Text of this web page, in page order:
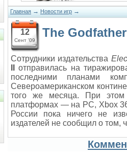
Главная → Новости игр →
12
Сент '09
The
Сотрудники издательства
отправилась на
последними планами
Североамериканском
того же месяца. При этом
платформах — на РС, Xbox
России пока ничего не
издателей не сообщил о том,